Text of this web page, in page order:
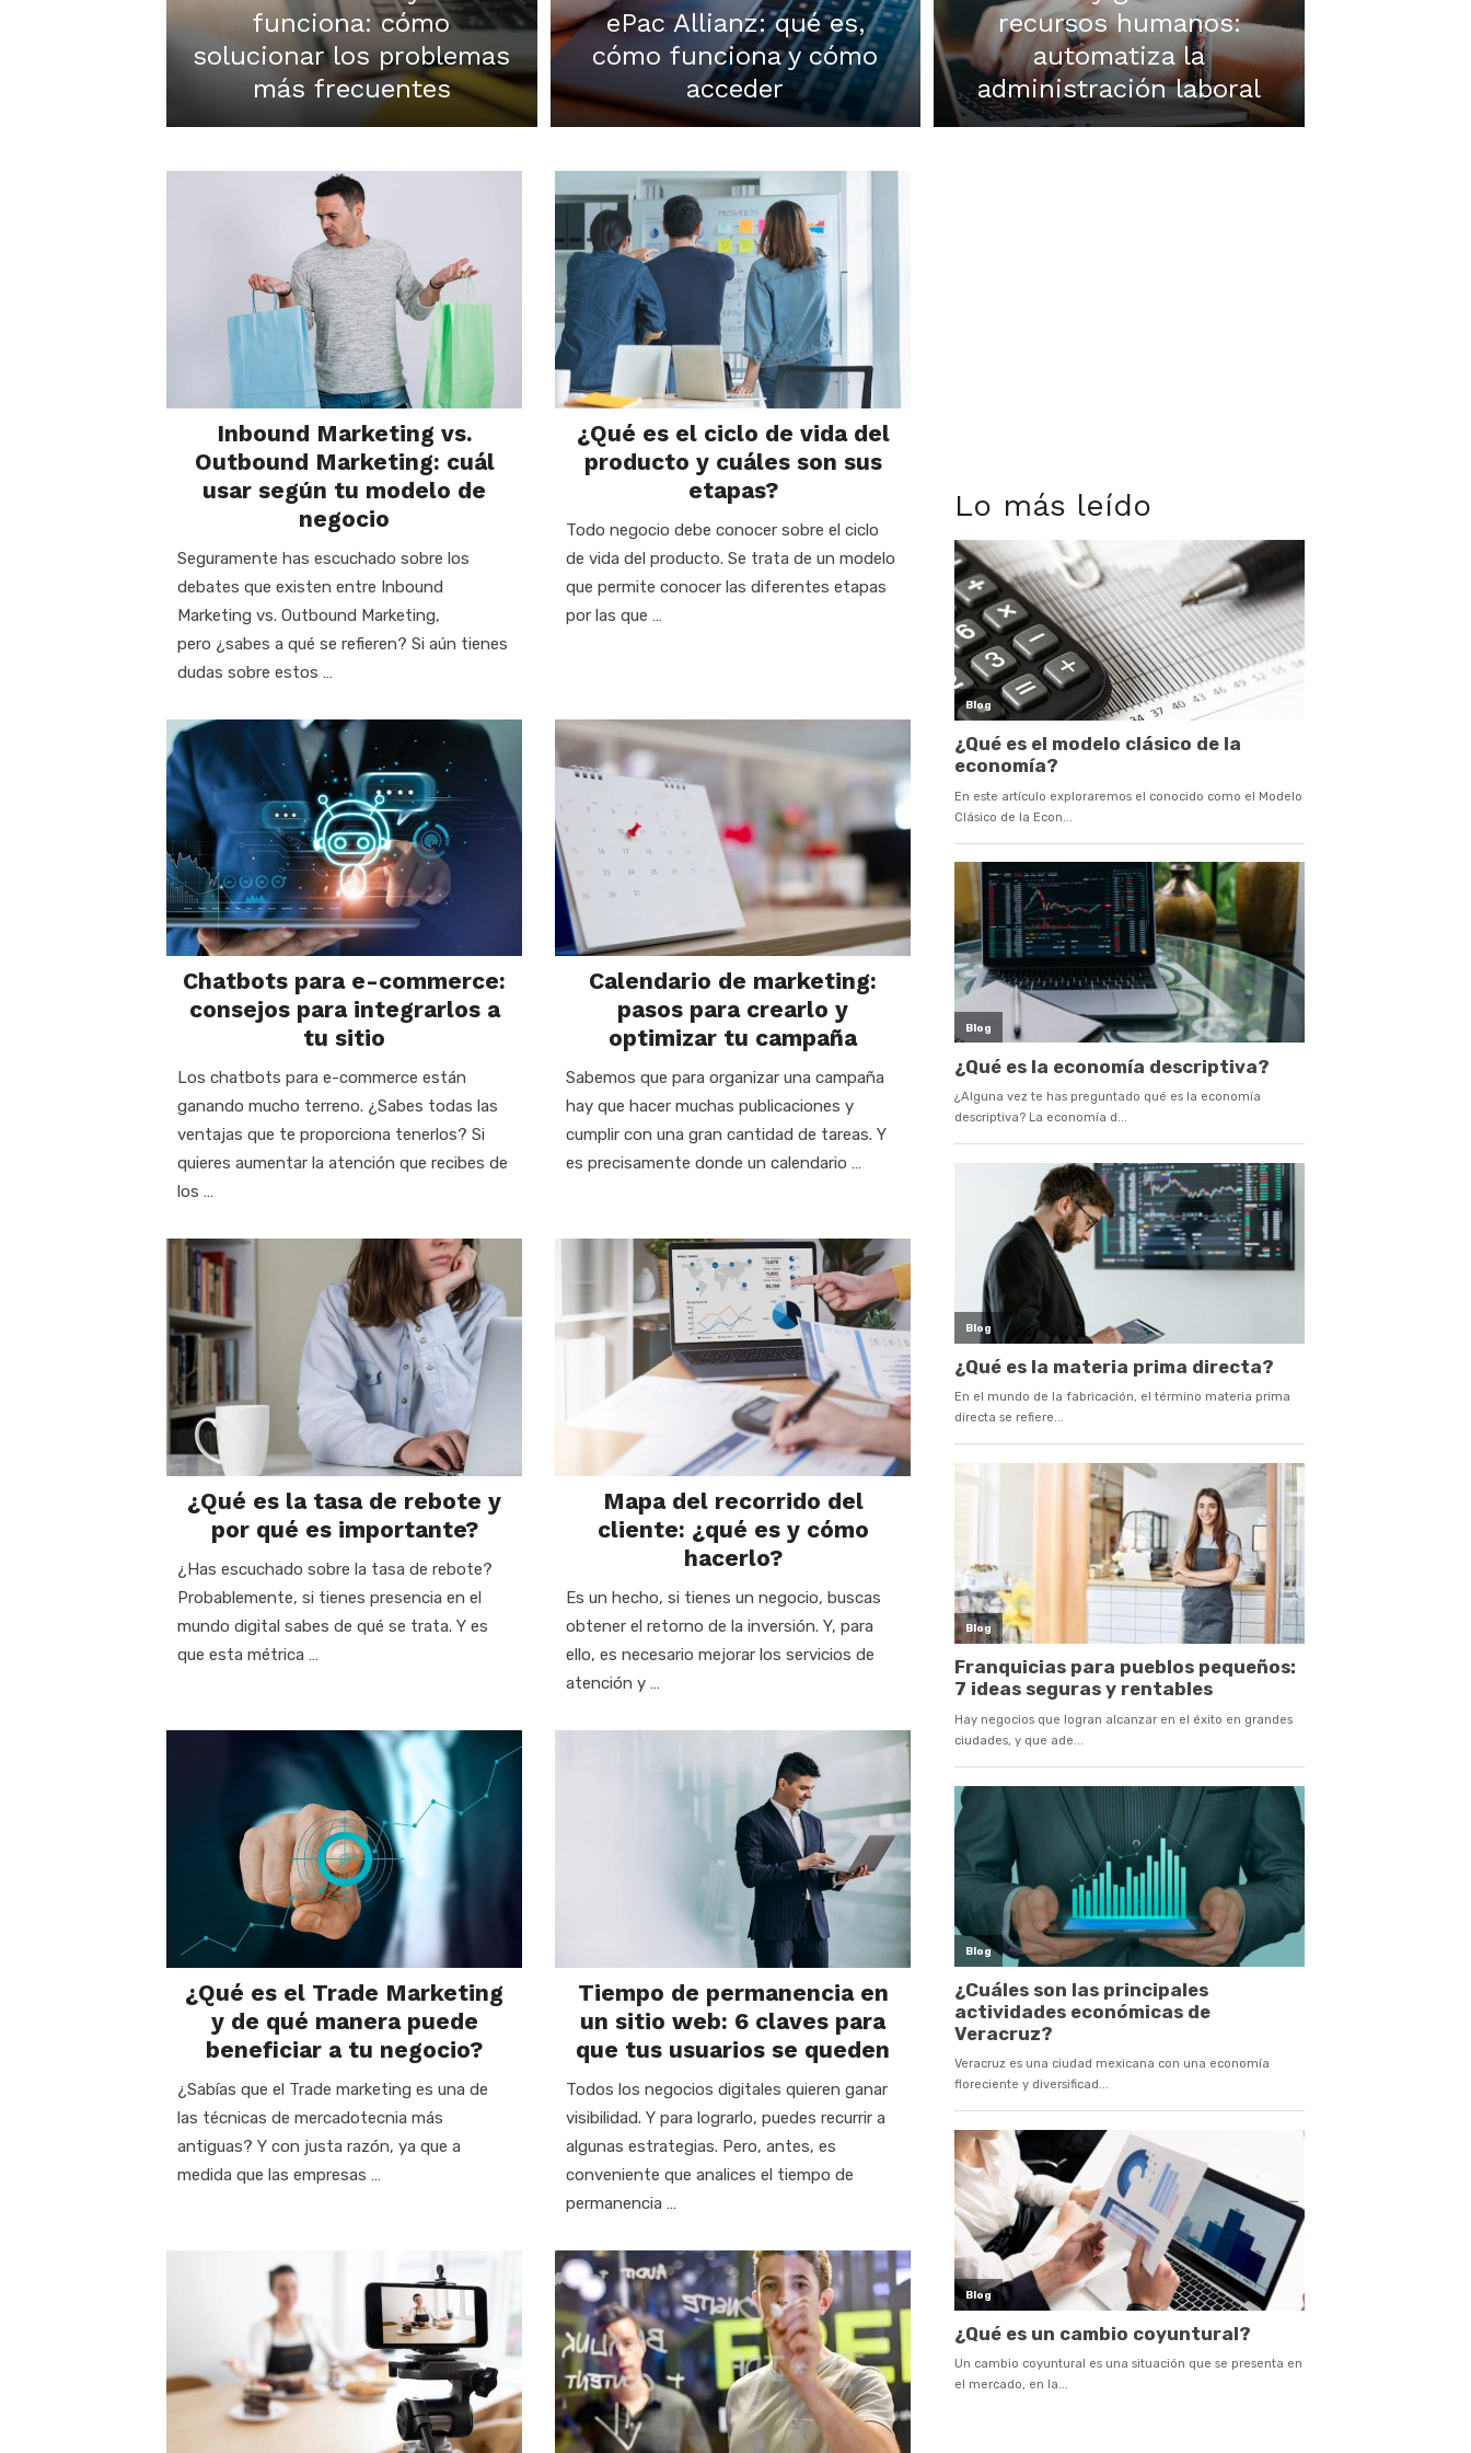
funciona: cómo
solucionar los problemas
más frecuentes
ePac Allianz: qué es,
cómo funciona y cómo
acceder
recursos humanos:
automatiza la
administración laboral
Inbound Marketing vs.
Outbound Marketing: cuál
usar según tu modelo de
negocio
Seguramente has escuchado sobre los
debates que existen entre Inbound
Marketing vs. Outbound Marketing,
pero ¿sabes a qué se refieren? Si aún tienes
dudas sobre estos …
¿Qué es el ciclo de vida del
producto y cuáles son sus
etapas?
Todo negocio debe conocer sobre el ciclo
de vida del producto. Se trata de un modelo
que permite conocer las diferentes etapas
por las que …
Chatbots para e-commerce:
consejos para integrarlos a
tu sitio
Los chatbots para e-commerce están
ganando mucho terreno. ¿Sabes todas las
ventajas que te proporciona tenerlos? Si
quieres aumentar la atención que recibes de
los …
Calendario de marketing:
pasos para crearlo y
optimizar tu campaña
Sabemos que para organizar una campaña
hay que hacer muchas publicaciones y
cumplir con una gran cantidad de tareas. Y
es precisamente donde un calendario …
¿Qué es la tasa de rebote y
por qué es importante?
¿Has escuchado sobre la tasa de rebote?
Probablemente, si tienes presencia en el
mundo digital sabes de qué se trata. Y es
que esta métrica …
Mapa del recorrido del
cliente: ¿qué es y cómo
hacerlo?
Es un hecho, si tienes un negocio, buscas
obtener el retorno de la inversión. Y, para
ello, es necesario mejorar los servicios de
atención y …
¿Qué es el Trade Marketing
y de qué manera puede
beneficiar a tu negocio?
¿Sabías que el Trade marketing es una de
las técnicas de mercadotecnia más
antiguas? Y con justa razón, ya que a
medida que las empresas …
Tiempo de permanencia en
un sitio web: 6 claves para
que tus usuarios se queden
Todos los negocios digitales quieren ganar
visibilidad. Y para lograrlo, puedes recurrir a
algunas estrategias. Pero, antes, es
conveniente que analices el tiempo de
permanencia …
Lo más leído